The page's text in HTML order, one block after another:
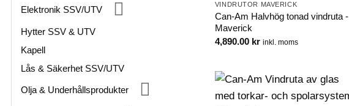
Elektronik SSV/UTV
Hytter SSV & UTV
Kapell
Lås & Säkerhet SSV/UTV
Olja & Underhållsprodukter
VINDRUTOR MAVERICK
Can-Am Halvhög tonad vindruta -
Maverick
4,890.00 kr inkl. moms